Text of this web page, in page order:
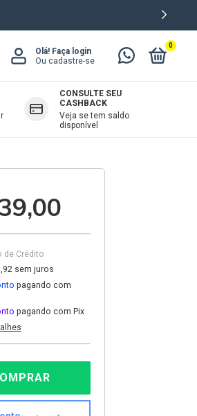
Olá! Faça login
Ou cadastre-se
0
CONSULTE SEU
CASHBACK
Veja se tem saldo
disponível
de Crédito
sem juros
pagando com
pagando com Pix